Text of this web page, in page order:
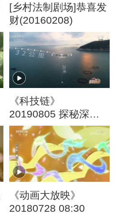
[乡村法制剧场]恭喜发
财(20160208)
《科技链》
20190805 探秘深海
渔场
《动画大放映》
20180728 08:30